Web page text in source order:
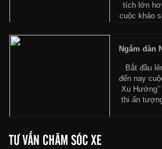
tích lớn
cuộc khảo
Exciter 150 và có mối quan hệ “thân
(Yamaha VN) trong thời gian trước và sau
Bắt đầu
đến nay
Xu
thi ấn
TƯ VẤN CHĂM SÓC XE